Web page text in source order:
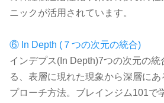
ニックが活用されています。
⑥ In Depth (７つの次元の統合)
インデプス(In Depth)7つの次元の統
る、表層に現れた現象から深層に
プローチ方法。ブレインジム101で